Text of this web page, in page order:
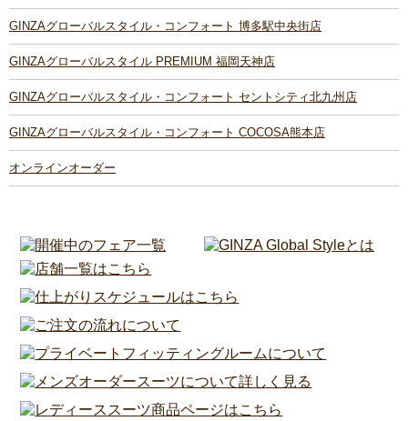
GINZAグローバルスタイル・コンフォート 博多駅中央街店
GINZAグローバルスタイル PREMIUM 福岡天神店
GINZAグローバルスタイル・コンフォート セントシティ北九州店
GINZAグローバルスタイル・コンフォート COCOSA熊本店
オンラインオーダー